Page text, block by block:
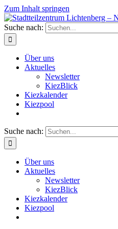
Zum Inhalt springen
Suche nach:
Über uns
Aktuelles
Newsletter
KiezBlick
Kiezkalender
Kiezpool
Suche nach:
Über uns
Aktuelles
Newsletter
KiezBlick
Kiezkalender
Kiezpool